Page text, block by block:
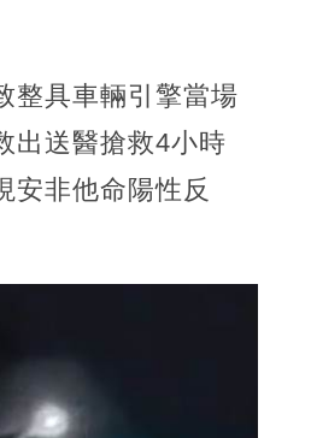
整具車輛引擎當場
出送醫搶救4小時
安非他命陽性反